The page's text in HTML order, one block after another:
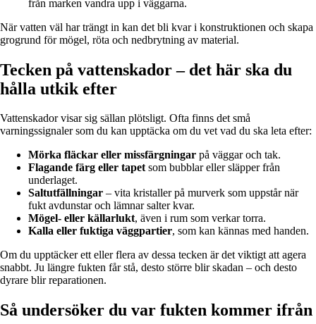
från marken vandra upp i väggarna.
När vatten väl har trängt in kan det bli kvar i konstruktionen och skapa
grogrund för mögel, röta och nedbrytning av material.
Tecken på vattenskador – det här ska du
hålla utkik efter
Vattenskador visar sig sällan plötsligt. Ofta finns det små
varningssignaler som du kan upptäcka om du vet vad du ska leta efter:
Mörka fläckar eller missfärgningar på väggar och tak.
Flagande färg eller tapetsom bubblar eller släpper från
underlaget.
Saltutfällningar – vita kristaller på murverk som uppstår när
fukt avdunstar och lämnar salter kvar.
Mögel- eller källarlukt, även i rum som verkar torra.
Kalla eller fuktiga väggpartier, som kan kännas med handen.
Om du upptäcker ett eller flera av dessa tecken är det viktigt att agera
snabbt. Ju längre fukten får stå, desto större blir skadan – och desto
dyrare blir reparationen.
Så undersöker du var fukten kommer ifrån